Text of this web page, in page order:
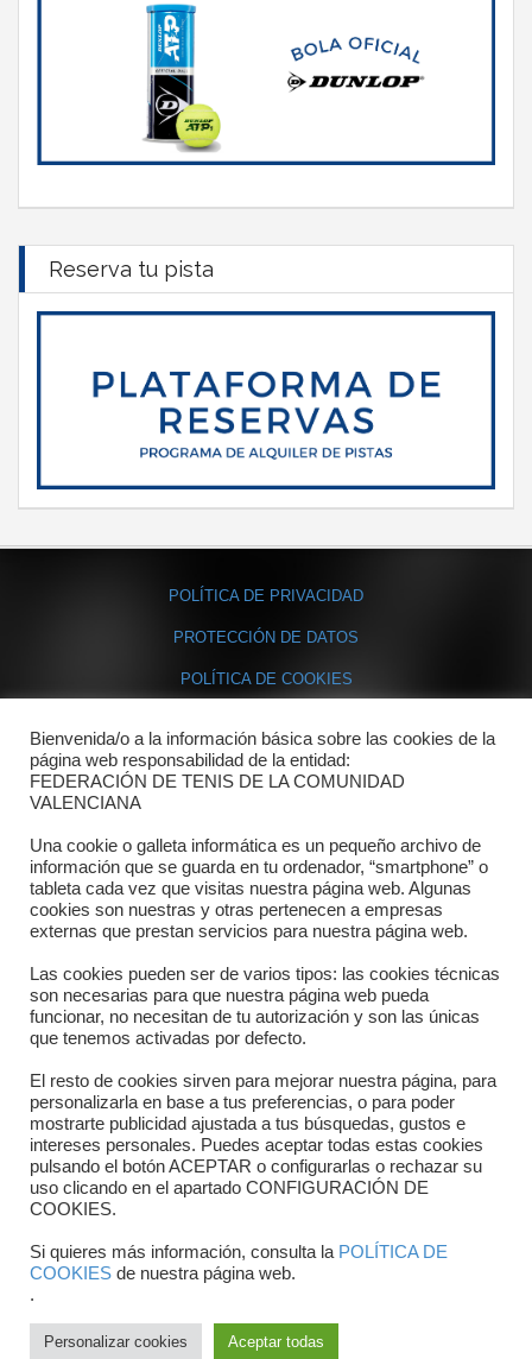
Reserva tu pista
POLÍTICA DE PRIVACIDAD
PROTECCIÓN DE DATOS
POLÍTICA DE COOKIES
Contacto
Dónde estamos
Directorio departamentos
Horario
Formulario de contacto
Copyright © 2025 FTCV
Bienvenida/o a la información básica sobre las cookies de la
página web responsabilidad de la entidad:
FEDERACIÓN DE TENIS DE LA COMUNIDAD
VALENCIANA
Una cookie o galleta informática es un pequeño archivo de
información que se guarda en tu ordenador, “smartphone” o
tableta cada vez que visitas nuestra página web. Algunas
cookies son nuestras y otras pertenecen a empresas
externas que prestan servicios para nuestra página web.
Las cookies pueden ser de varios tipos: las cookies técnicas
son necesarias para que nuestra página web pueda
funcionar, no necesitan de tu autorización y son las únicas
que tenemos activadas por defecto.
El resto de cookies sirven para mejorar nuestra página, para
personalizarla en base a tus preferencias, o para poder
mostrarte publicidad ajustada a tus búsquedas, gustos e
intereses personales. Puedes aceptar todas estas cookies
pulsando el botón ACEPTAR o configurarlas o rechazar su
uso clicando en el apartado CONFIGURACIÓN DE
COOKIES.
Si quieres más información, consulta la POLÍTICA DE
COOKIES de nuestra página web.
.
Personalizar cookies Aceptar todas